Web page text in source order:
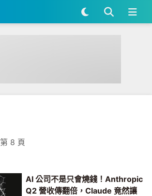
第 8 頁
AI 公司不是只會燒錢！Anthropic
Q2 營收傳翻倍，Claude 竟然讓